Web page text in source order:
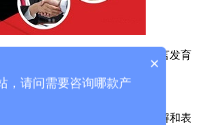
利用音乐疗法来改善特殊儿童语言发育
的听觉系统，帮助他们更好地理解和表
×
，请问需要咨询哪款产